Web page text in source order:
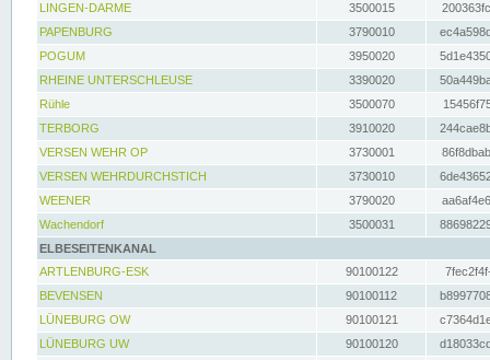
LINGEN-DARME
3500015
PAPENBURG
3790010
POGUM
3950020
RHEINE UNTERSCHLEUSE
3390020
Rühle
3500070
TERBORG
3910020
VERSEN WEHR OP
3730001
VERSEN WEHRDURCHSTICH
3730010
WEENER
3790020
Wachendorf
3500031
ELBESEITENKANAL
ARTLENBURG-ESK
90100122
BEVENSEN
90100112
LÜNEBURG OW
90100121
LÜNEBURG UW
90100120